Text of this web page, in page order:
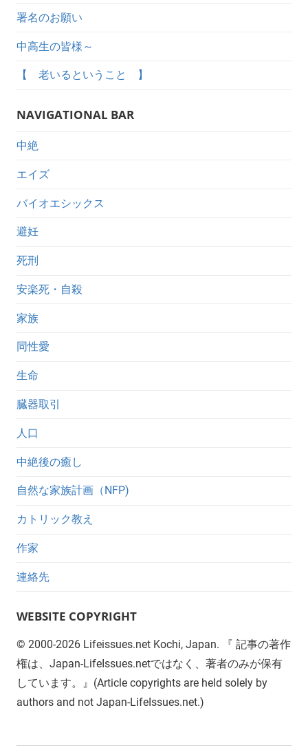
署名のお願い
中高生の皆様～
【 老いるということ 】
NAVIGATIONAL BAR
中絶
エイズ
バイオエシックス
避妊
死刑
安楽死・自殺
家族
同性愛
生命
臓器取引
人口
中絶後の癒し
自然な家族計画（NFP)
カトリック教え
作家
連絡先
WEBSITE COPYRIGHT
© 2000-2026 Lifeissues.net Kochi, Japan. 『 記事の著作
権は、Japan-LifeIssues.netではなく、著者のみが保有
しています。』(Article copyrights are held solely by
authors and not Japan-LifeIssues.net.)